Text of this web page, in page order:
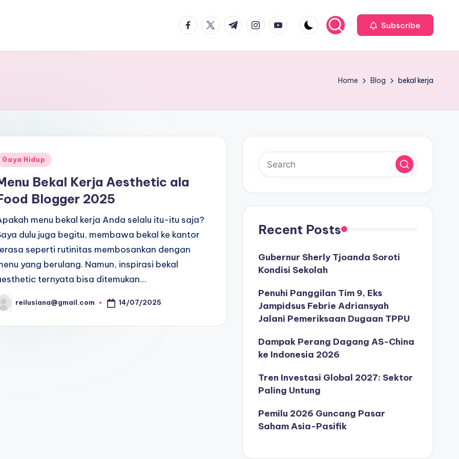
facebook.com
twitter.com
t.me instagram.com
youtube.com Subscribe
Home Blog bekal kerja
Gaya Hidup
Bekal Kerja Aesthetic ala
Blogger 2025
menu bekal kerja Anda selalu itu-itu saja?
dulu juga begitu, membawa bekal ke kantor
seperti rutinitas membosankan dengan
yang berulang. Namun, inspirasi bekal
ternyata bisa ditemukan…
reilusiana@gmail.com 14/07/2025
Recent Posts
Gubernur Sherly Tjoanda Soroti
Kondisi Sekolah
Penuhi Panggilan Tim 9, Eks
Jampidsus Febrie Adriansyah
Jalani Pemeriksaan Dugaan TPPU
Dampak Perang Dagang AS-China
ke Indonesia 2026
Tren Investasi Global 2027: Sektor
Paling Untung
Pemilu 2026 Guncang Pasar
Saham Asia-Pasifik